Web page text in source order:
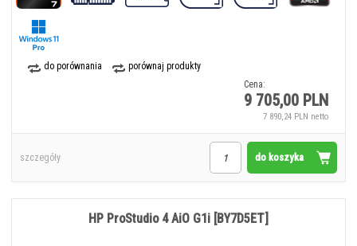
do porównania
porównaj produkty
Cena:
9 705,00 PLN
7 890,24 PLN netto
do koszyka
szczegóły
HP ProStudio 4 AiO G1i [BY7D5ET]